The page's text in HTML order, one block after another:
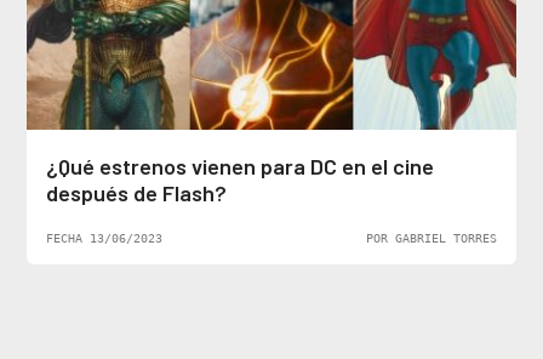
¿Qué estrenos vienen para DC en el cine
después de Flash?
FECHA 13/06/2023 POR GABRIEL TORRES